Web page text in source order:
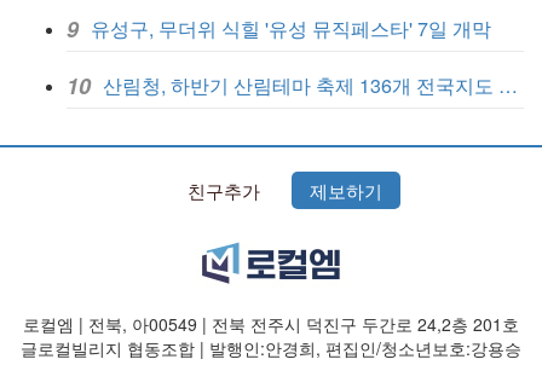
9 유성구, 무더위 식힐 '유성 뮤직페스타' 7일 개막
10 산림청, 하반기 산림테마 축제 136개 전국지도 발간
친구추가 제보하기
로컬엠 | 전북, 아00549 | 전북 전주시 덕진구 두간로 24,2층 201호
글로컬빌리지 협동조합 | 발행인:안경희, 편집인/청소년보호:강용승